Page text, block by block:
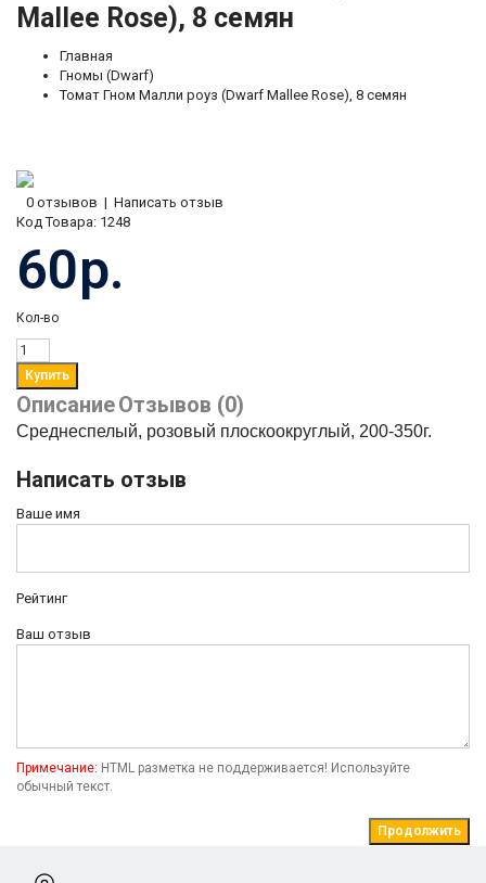
Mallee Rose), 8 семян
Главная
Гномы (Dwarf)
Томат Гном Малли роуз (Dwarf Mallee Rose), 8 семян
0 отзывов | Написать отзыв
Код Товара: 1248
60р.
Кол-во
ОписаниеОтзывов (0)
Среднеспелый, розовый плоскоокруглый, 200-350г.
Написать отзыв
Ваше имя
Рейтинг
Ваш отзыв
Примечание: HTML разметка не поддерживается! Используйте
обычный текст.
Продолжить